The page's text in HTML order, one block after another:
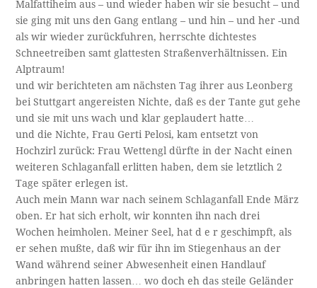
Malfattiheim aus – und wieder haben wir sie besucht – und
sie ging mit uns den Gang entlang – und hin – und her -und
als wir wieder zurückfuhren, herrschte dichtestes
Schneetreiben samt glattesten Straßenverhältnissen. Ein
Alptraum!
und wir berichteten am nächsten Tag ihrer aus Leonberg
bei Stuttgart angereisten Nichte, daß es der Tante gut gehe
und sie mit uns wach und klar geplaudert hatte…
und die Nichte, Frau Gerti Pelosi, kam entsetzt von
Hochzirl zurück: Frau Wettengl dürfte in der Nacht einen
weiteren Schlaganfall erlitten haben, dem sie letztlich 2
Tage später erlegen ist.
Auch mein Mann war nach seinem Schlaganfall Ende März
oben. Er hat sich erholt, wir konnten ihn nach drei
Wochen heimholen. Meiner Seel, hat d e r geschimpft, als
er sehen mußte, daß wir für ihn im Stiegenhaus an der
Wand während seiner Abwesenheit einen Handlauf
anbringen hatten lassen… wo doch eh das steile Geländer